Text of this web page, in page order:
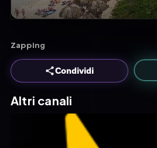
Zapping
Condividi
Altri canali